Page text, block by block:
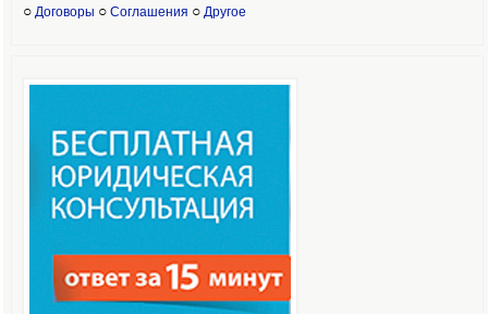
○ Договоры ○ Соглашения ○ Другое